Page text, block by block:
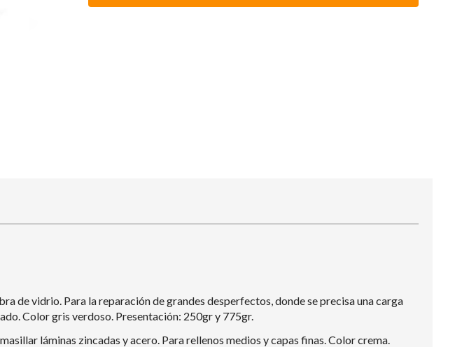
de vidrio. Para la reparación de grandes desperfectos, donde se precisa una carga
Color gris verdoso. Presentación: 250gr y 775gr.
láminas zincadas y acero. Para rellenos medios y capas finas. Color crema.